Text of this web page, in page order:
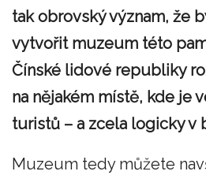
tak obrovský význam, že
vytvořit muzeum této
Čínské lidové republiky
na nějakém místě, kde je
turistů – a zcela logicky v
Muzeum tedy můžete